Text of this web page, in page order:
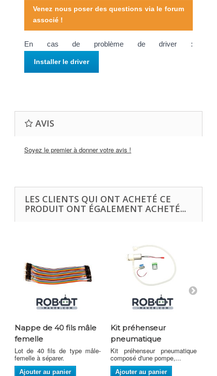
Venez nous poser des questions via le forum
associé !
En cas de problème de driver :
Installer le driver
AVIS
Soyez le premier à donner votre avis !
LES CLIENTS QUI ONT ACHETÉ CE
PRODUIT ONT ÉGALEMENT ACHETÉ...
Nappe de 40 fils mâle
femelle
Lot de 40 fils de type mâle-
femelle à séparer.
Ajouter au panier
Kit préhenseur
pneumatique
Kit préhenseur pneumatique
composé d'une pompe,...
Ajouter au panier